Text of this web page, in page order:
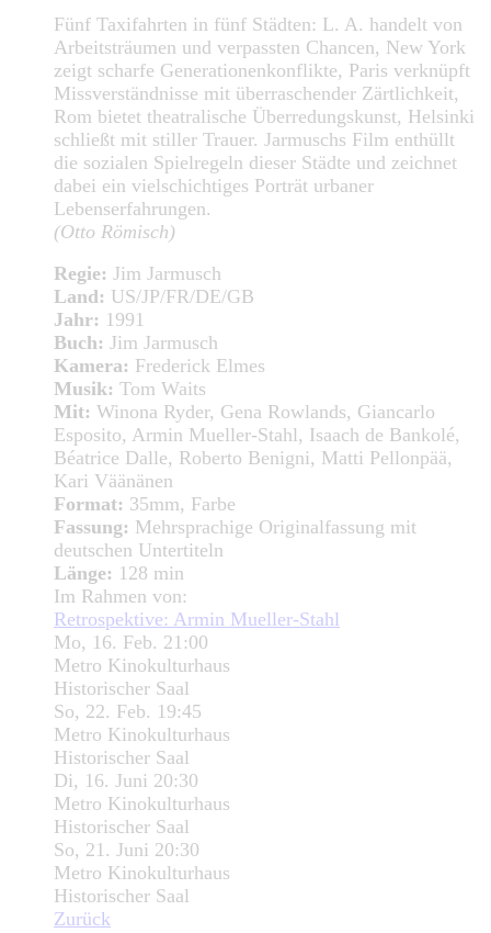
Fünf Taxifahrten in fünf Städten: L. A. handelt von
Arbeitsträumen und verpassten Chancen, New York
zeigt scharfe Generationenkonflikte, Paris verknüpft
Missverständnisse mit überraschender Zärtlichkeit,
Rom bietet theatralische Überredungskunst, Helsinki
schließt mit stiller Trauer. Jarmuschs Film enthüllt
die sozialen Spielregeln dieser Städte und zeichnet
dabei ein vielschichtiges Porträt urbaner
Lebenserfahrungen.
(Otto Römisch)
Regie: Jim Jarmusch
Land: US/JP/FR/DE/GB
Jahr: 1991
Buch: Jim Jarmusch
Kamera: Frederick Elmes
Musik: Tom Waits
Mit: Winona Ryder, Gena Rowlands, Giancarlo
Esposito, Armin Mueller-Stahl, Isaach de Bankolé,
Béatrice Dalle, Roberto Benigni, Matti Pellonpää,
Kari Väänänen
Format: 35mm, Farbe
Fassung: Mehrsprachige Originalfassung mit
deutschen Untertiteln
Länge: 128 min
Im Rahmen von:
Retrospektive: Armin Mueller-Stahl
Mo, 16. Feb. 21:00
Metro Kinokulturhaus
Historischer Saal
So, 22. Feb. 19:45
Metro Kinokulturhaus
Historischer Saal
Di, 16. Juni 20:30
Metro Kinokulturhaus
Historischer Saal
So, 21. Juni 20:30
Metro Kinokulturhaus
Historischer Saal
Zurück